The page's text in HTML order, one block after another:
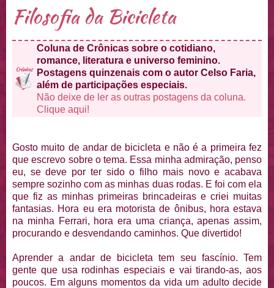
Filosofia da Bicicleta
Coluna de Crônicas sobre o cotidiano,
romance, literatura e universo feminino.
Postagens quinzenais com o autor Celso Faria,
além de participações especiais.
Não deixe de ler as outras postagens da coluna.
Clique aqui!
Gosto muito de andar de bicicleta e não é a primeira fez
que escrevo sobre o tema. Essa minha admiração, penso
eu, se deve por ter sido o filho mais novo e acabava
sempre sozinho com as minhas duas rodas. E foi com ela
que fiz as minhas primeiras brincadeiras e criei muitas
fantasias. Hora eu era motorista de ônibus, hora estava
na minha Ferrari, hora era uma criança, apenas assim,
procurando e desvendando caminhos. Que divertido!
Aprender a andar de bicicleta tem seu fascínio. Tem
gente que usa rodinhas especiais e vai tirando-as, aos
poucos. Em alguns momentos da vida um adulto decide